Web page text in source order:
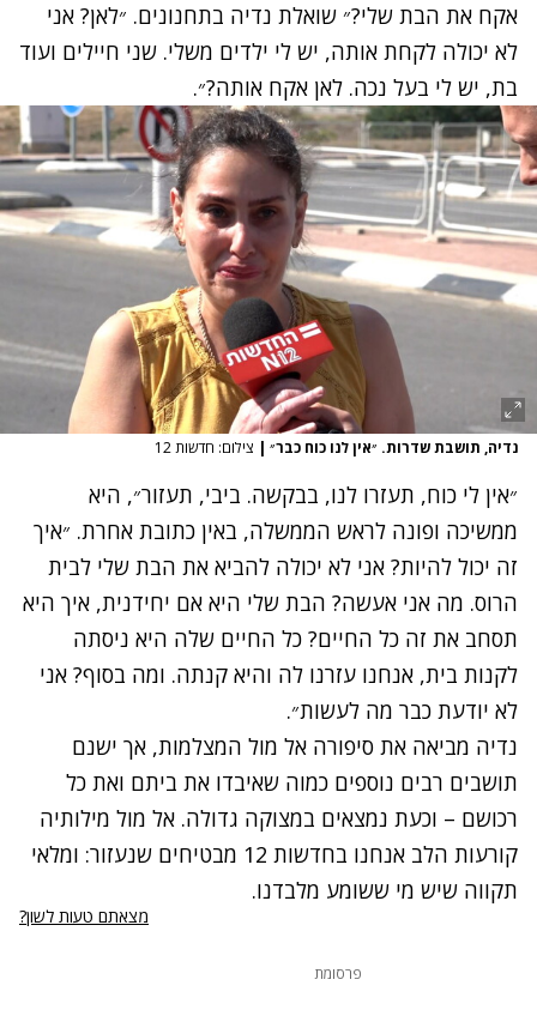
אקח את הבת שלי?״ שואלת נדיה בתחנונים. ״לאן? אני
לא יכולה לקחת אותה, יש לי ילדים משלי. שני חיילים ועוד
בת, יש לי בעל נכה. לאן אקח אותה?״.
נדיה, תושבת שדרות. ״אין לנו כוח כבר״ | צילום: חדשות 12
״אין לי כוח, תעזרו לנו, בבקשה. ביבי, תעזור״, היא
ממשיכה ופונה לראש הממשלה, באין כתובת אחרת. ״איך
זה יכול להיות? אני לא יכולה להביא את הבת שלי לבית
הרוס. מה אני אעשה? הבת שלי היא אם יחידנית, איך היא
תסחב את זה כל החיים? כל החיים שלה היא ניסתה
לקנות בית, אנחנו עזרנו לה והיא קנתה. ומה בסוף? אני
לא יודעת כבר מה לעשות״.
נדיה מביאה את סיפורה אל מול המצלמות, אך ישנם
תושבים רבים נוספים כמוה שאיבדו את ביתם ואת כל
רכושם – וכעת נמצאים במצוקה גדולה. אל מול מילותיה
קורעות הלב אנחנו בחדשות 12 מבטיחים שנעזור: ומלאי
תקווה שיש מי ששומע מלבדנו.
מצאתם טעות לשון?
פרסומת